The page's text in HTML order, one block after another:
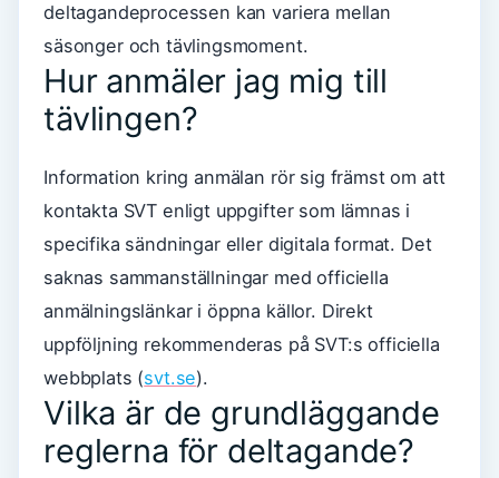
deltagandeprocessen kan variera mellan
säsonger och tävlingsmoment.
Hur anmäler jag mig till
tävlingen?
Information kring anmälan rör sig främst om att
kontakta SVT enligt uppgifter som lämnas i
specifika sändningar eller digitala format. Det
saknas sammanställningar med officiella
anmälningslänkar i öppna källor. Direkt
uppföljning rekommenderas på SVT:s officiella
webbplats (svt.se).
Vilka är de grundläggande
reglerna för deltagande?